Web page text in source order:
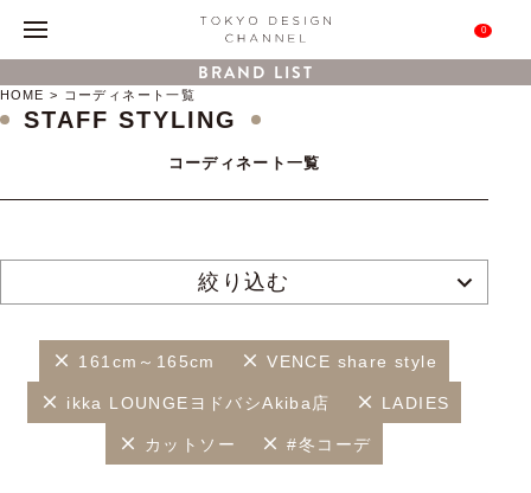
0
BRAND LIST
HOME コーディネート一覧
STAFF STYLING
コーディネート一覧
絞り込む
161cm～165cm VENCE share style
ikka LOUNGEヨドバシAkiba店 LADIES
カットソー #冬コーデ